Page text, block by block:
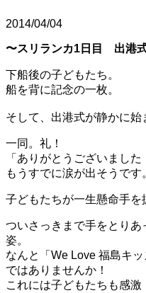
2014/04/04
〜スリランカ1日目 出港
下船後の子どもたち。
船を背に記念の一枚。
そして、出港式が静かに始
一同。礼！
「ありがとうございました
もうすでに涙が出そうです
子どもたちが一生懸命手
ついさっきまで手をとり
姿。
なんと「We Love 福島キ
ではありませんか！
これには子どもたちも感激